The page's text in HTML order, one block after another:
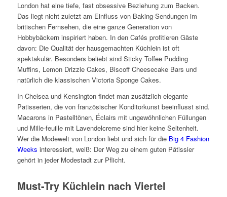
London hat eine tiefe, fast obsessive Beziehung zum Backen.
Das liegt nicht zuletzt am Einfluss von Baking-Sendungen im
britischen Fernsehen, die eine ganze Generation von
Hobbybäckern inspiriert haben. In den Cafés profitieren Gäste
davon: Die Qualität der hausgemachten Küchlein ist oft
spektakulär. Besonders beliebt sind Sticky Toffee Pudding
Muffins, Lemon Drizzle Cakes, Biscoff Cheesecake Bars und
natürlich die klassischen Victoria Sponge Cakes.
In Chelsea und Kensington findet man zusätzlich elegante
Patisserien, die von französischer Konditorkunst beeinflusst sind.
Macarons in Pastelltönen, Éclairs mit ungewöhnlichen Füllungen
und Mille-feuille mit Lavendelcreme sind hier keine Seltenheit.
Wer die Modewelt von London liebt und sich für die Big 4 Fashion
Weeks interessiert, weiß: Der Weg zu einem guten Pâtissier
gehört in jeder Modestadt zur Pflicht.
Must-Try Küchlein nach Viertel